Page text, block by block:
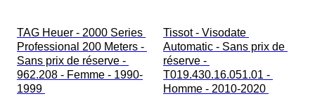
TAG Heuer - 2000 Series
Professional 200 Meters -
Sans prix de réserve -
962.208 - Femme - 1990-
1999
Tissot - Visodate
Automatic - Sans prix de
réserve -
T019.430.16.051.01 -
Homme - 2010-2020